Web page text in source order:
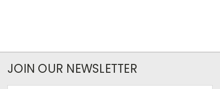
JOIN OUR NEWSLETTER